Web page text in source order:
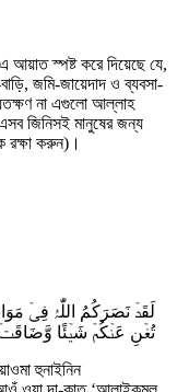
আয়াত স্পষ্ট করে দিয়েছে যে,
জমি-জায়েদাদ ও ব্যবসা-
না এগুলো আল্লাহ
জিনিসই মানুষের জন্য
রক্ষা করুন)।
لَقَدۡ نَصَرَکُمُ اللّٰہُ فِیۡ
تُغۡنِ عَنۡکُمۡ شَیۡئًا وَّضَاقَتۡ
হুনাইনিন